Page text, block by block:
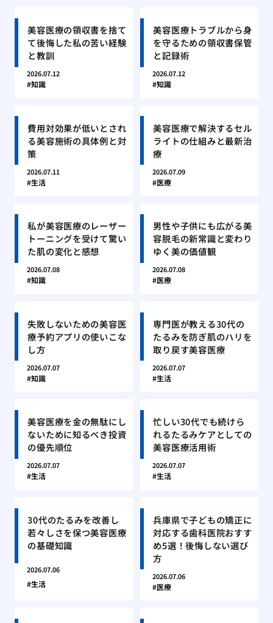
美容医療の領収書を捨て
て後悔した私の苦い経験
と教訓
2026.07.12
知識
美容医療トラブルから身
を守るための領収書保管
と記録術
2026.07.12
知識
費用対効果が低いとされ
る美容施術の具体例と対
策
2026.07.11
生活
美容医療で解決するセル
ライトの仕組みと最新治
療
2026.07.09
医療
私が美容医療のレーザー
トーニングを受けて驚い
た肌の変化と感想
2026.07.08
知識
男性や子供にも広がる美
容脱毛の新常識と変わり
ゆく美の価値観
2026.07.08
医療
失敗しないための美容医
療予約アプリの使いこな
し方
2026.07.07
知識
専門医が教える30代の
たるみを防ぎ肌のハリを
取り戻す美容医療
2026.07.07
生活
美容医療を金の無駄にし
ないために知るべき投資
の優先順位
2026.07.07
生活
忙しい30代でも続けら
れるたるみケアとしての
美容医療活用術
2026.07.07
生活
30代のたるみを改善し
若々しさを保つ美容医療
の基礎知識
2026.07.06
生活
兵庫県で子どもの矯正に
対応する歯科医院おすす
め5選！後悔しない選び
方
2026.07.06
医療